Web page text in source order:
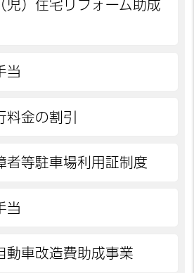
児）住宅リフォーム助成
当
料金の割引
者等駐車場利用証制度
当
動車改造費助成事業